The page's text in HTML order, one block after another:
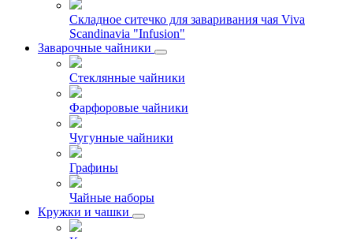
Складное ситечко для заваривания чая Viva
Scandinavia "Infusion"
Заварочные чайники
Стеклянные чайники
Фарфоровые чайники
Чугунные чайники
Графины
Чайные наборы
Кружки и чашки